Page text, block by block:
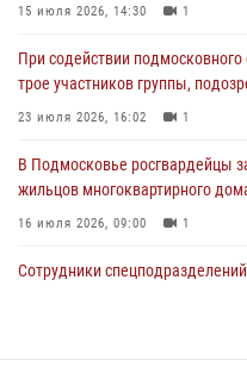
действиях в Подмосковье
31 июля 2026, 09:00
15 июля 2026, 14:30 1
При содействии
трое участников группы,
23 июля 2026, 16:02 1
В Подмосковье росгвардейцы
жильцов многоквартирного
16 июля 2026, 09:00 1
Сотрудники